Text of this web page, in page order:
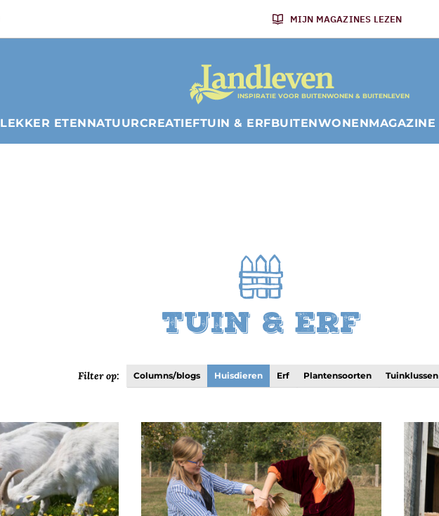
MIJN MAGAZINES LEZEN
INSPIRATIE VOOR BUITENWONEN & BUITENLEVEN
LEKKER ETENNATUURCREATIEFTUIN & ERFBUITENWONENMAGAZINE
Tuin & Erf
Filter op: Columns/blogs Huisdieren Erf Plantensoorten Tuinklussen